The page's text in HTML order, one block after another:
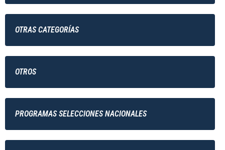
OTRAS CATEGORÍAS
OTROS
PROGRAMAS SELECCIONES NACIONALES